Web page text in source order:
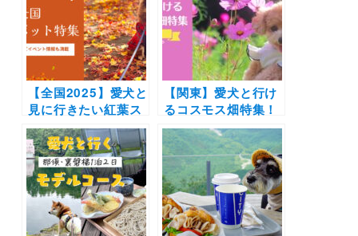
【全国2025】愛犬と
見に行きたい紅葉ス
ポット28選！ライト
アップなどのイベン
ト情報も | ドッグラ
ン併設施設や吊り
橋・ケーブルカーな
ど非日常スポット満
載
【関東】愛犬と行け
るコスモス畑特集！
見頃やイベント情報
もご紹介（実際のお
でかけレポートもあ
り）